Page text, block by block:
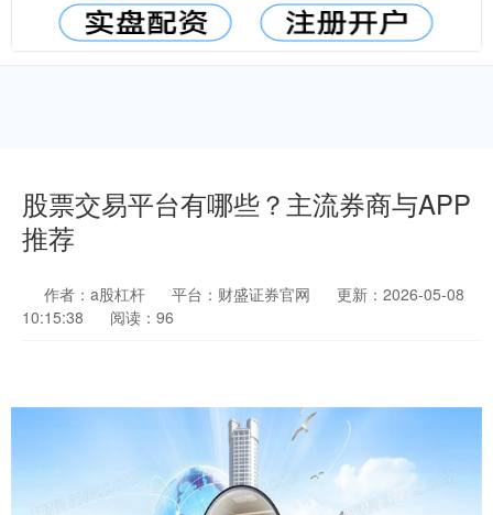
股票交易平台有哪些？主流券商与APP
推荐
作者：a股杠杆 平台：财盛证券官网
更新：2026-05-08
10:15:38
阅读：96